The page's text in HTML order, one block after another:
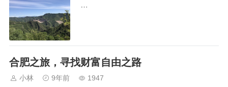
…
​合肥之旅，寻找财富自由之路
小林 9年前 1947